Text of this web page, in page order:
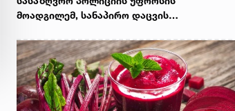
მოადგილემ, სანაპირო დაცვის
დეპარტამენტის თანამშრომლებთან ერთად
სანაპირო დაცვის ფოთის ბაზაზე 2008 წლის
აგვისტოს ომში დაღუპული მეზღვაურების
ხსოვნას პატივი მიაგო